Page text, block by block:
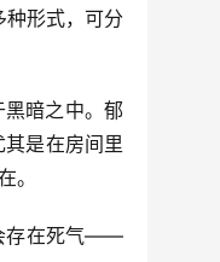
种形式，可分
暗之中。郁
是在房间里
。
存在死气——